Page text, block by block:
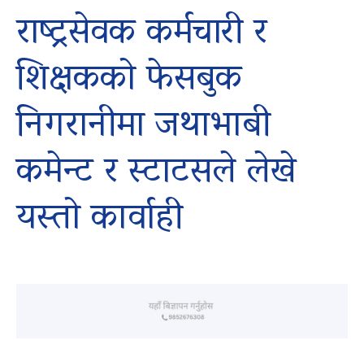
राष्ट्रसेवक कर्मचारी र
शिक्षकको फेसबुक
निगरानीमा जथाभाबी
कमेन्ट र स्टाटसले लेखे
यस्तो कार्वाही